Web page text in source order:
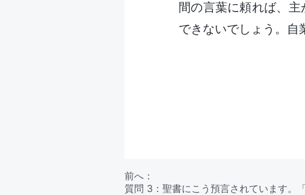
間の言葉に頼れば、
できないでしょう。自
前へ：
質問 3：聖書にこう預言されています。